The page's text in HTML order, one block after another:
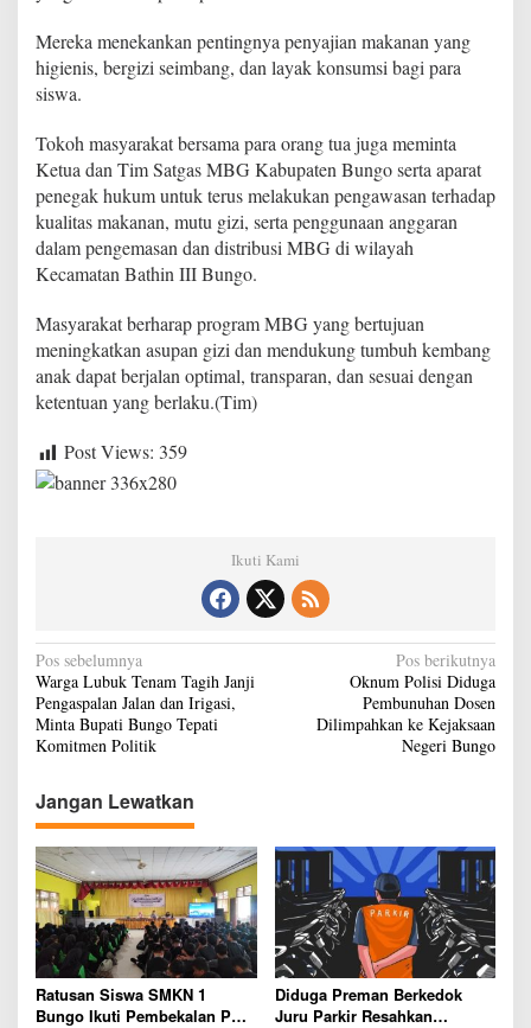
o
T
i
o
r
o
a
n
Mereka menekankan pentingnya penyajian makanan yang
higienis, bergizi seimbang, dan layak konsumsi bagi para
siswa.
Tokoh masyarakat bersama para orang tua juga meminta
Ketua dan Tim Satgas MBG Kabupaten Bungo serta aparat
penegak hukum untuk terus melakukan pengawasan terhadap
kualitas makanan, mutu gizi, serta penggunaan anggaran
dalam pengemasan dan distribusi MBG di wilayah
Kecamatan Bathin III Bungo.
Masyarakat berharap program MBG yang bertujuan
meningkatkan asupan gizi dan mendukung tumbuh kembang
anak dapat berjalan optimal, transparan, dan sesuai dengan
ketentuan yang berlaku.(Tim)
Post Views: 359
Ikuti Kami
N
a
v
i
g
a
s
i
p
o
s
Pos sebelumnya
Warga Lubuk Tenam Tagih Janji
Pengaspalan Jalan dan Irigasi,
Minta Bupati Bungo Tepati
Komitmen Politik
Pos berikutnya
Oknum Polisi Diduga
Pembunuhan Dosen
Dilimpahkan ke Kejaksaan
Negeri Bungo
Jangan Lewatkan
Ratusan Siswa SMKN 1
Bungo Ikuti Pembekalan PKL,
Diduga Preman Berkedok
Juru Parkir Resahkan